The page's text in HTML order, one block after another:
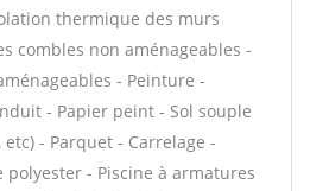
thermique des murs
combles non aménageables -
- Peinture -
- Papier peint - Sol souple
etc) - Parquet - Carrelage -
polyester - Piscine à armatures